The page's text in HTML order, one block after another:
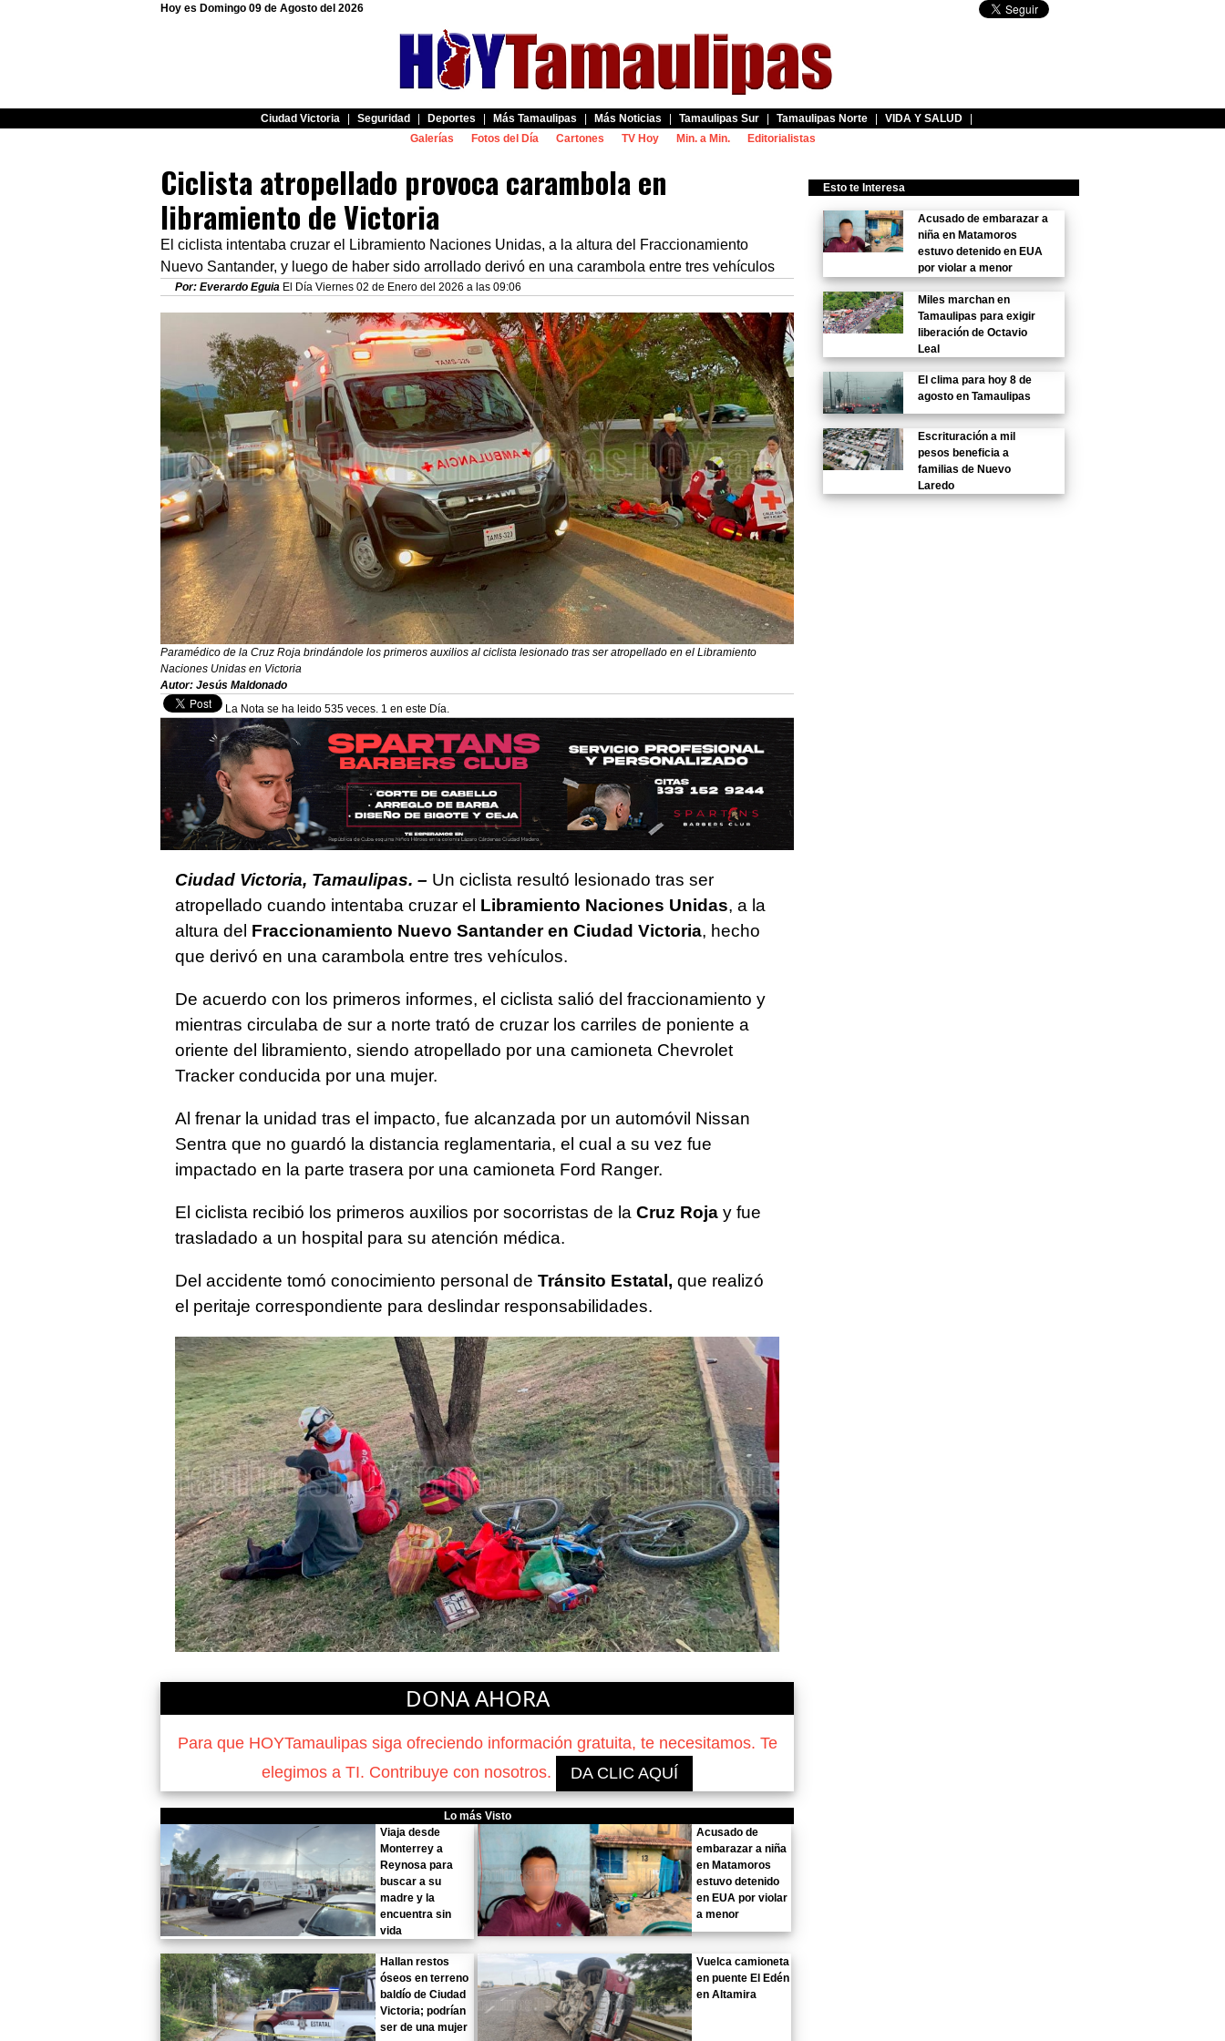
Hoy es Domingo 09 de Agosto del 2026
Ciudad Victoria Seguridad Deportes Más Tamaulipas Más Noticias Tamaulipas Sur Tamaulipas Norte VIDA Y SALUD
Galerías
Fotos del Día Cartones TV Hoy Min. a Min. Editorialistas
Ciclista atropellado provoca carambola en
libramiento de Victoria
El ciclista intentaba cruzar el Libramiento Naciones Unidas, a la altura del Fraccionamiento
Nuevo Santander, y luego de haber sido arrollado derivó en una carambola entre tres vehículos
Por: Everardo Eguia El Día Viernes 02 de Enero del 2026 a las 09:06
Paramédico de la Cruz Roja brindándole los primeros auxilios al ciclista lesionado tras ser atropellado en el Libramiento
Naciones Unidas en Victoria
Autor: Jesús Maldonado
La Nota se ha leido 535 veces. 1 en este Día.
Ciudad Victoria, Tamaulipas. – Un ciclista resultó lesionado tras ser
atropellado cuando intentaba cruzar el Libramiento Naciones Unidas, a la
altura del Fraccionamiento Nuevo Santander en Ciudad Victoria, hecho
que derivó en una carambola entre tres vehículos.
De acuerdo con los primeros informes, el ciclista salió del fraccionamiento y
mientras circulaba de sur a norte trató de cruzar los carriles de poniente a
oriente del libramiento, siendo atropellado por una camioneta Chevrolet
Tracker conducida por una mujer.
Al frenar la unidad tras el impacto, fue alcanzada por un automóvil Nissan
Sentra que no guardó la distancia reglamentaria, el cual a su vez fue
impactado en la parte trasera por una camioneta Ford Ranger.
El ciclista recibió los primeros auxilios por socorristas de la Cruz Roja y fue
trasladado a un hospital para su atención médica.
Del accidente tomó conocimiento personal de Tránsito Estatal, que realizó
el peritaje correspondiente para deslindar responsabilidades.
DONA AHORA
Para que HOYTamaulipas siga ofreciendo información gratuita, te necesitamos. Te
elegimos a TI. Contribuye con nosotros.
DA CLIC AQUÍ
Lo más Visto
Viaja desde
Monterrey a
Reynosa para
buscar a su
madre y la
encuentra sin
vida
Acusado de
embarazar a niña
en Matamoros
estuvo detenido
en EUA por violar
a menor
Hallan restos
óseos en terreno
baldío de Ciudad
Victoria; podrían
ser de una mujer
Vuelca camioneta
en puente El Edén
en Altamira
Esto te Interesa
Acusado de embarazar a
niña en Matamoros
estuvo detenido en EUA
por violar a menor
Miles marchan en
Tamaulipas para exigir
liberación de Octavio
Leal
El clima para hoy 8 de
agosto en Tamaulipas
Escrituración a mil
pesos beneficia a
familias de Nuevo
Laredo